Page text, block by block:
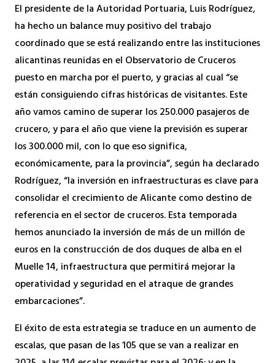
El presidente de la Autoridad Portuaria, Luis Rodríguez,
ha hecho un balance muy positivo del trabajo
coordinado que se está realizando entre las instituciones
alicantinas reunidas en el Observatorio de Cruceros
puesto en marcha por el puerto, y gracias al cual “se
están consiguiendo cifras históricas de visitantes. Este
año vamos camino de superar los 250.000 pasajeros de
crucero, y para el año que viene la previsión es superar
los 300.000 mil, con lo que eso significa,
económicamente, para la provincia”, según ha declarado
Rodríguez, “la inversión en infraestructuras es clave para
consolidar el crecimiento de Alicante como destino de
referencia en el sector de cruceros. Esta temporada
hemos anunciado la inversión de más de un millón de
euros en la construcción de dos duques de alba en el
Muelle 14, infraestructura que permitirá mejorar la
operatividad y seguridad en el atraque de grandes
embarcaciones”.
El éxito de esta estrategia se traduce en un aumento de
escalas, que pasan de las 105 que se van a realizar en